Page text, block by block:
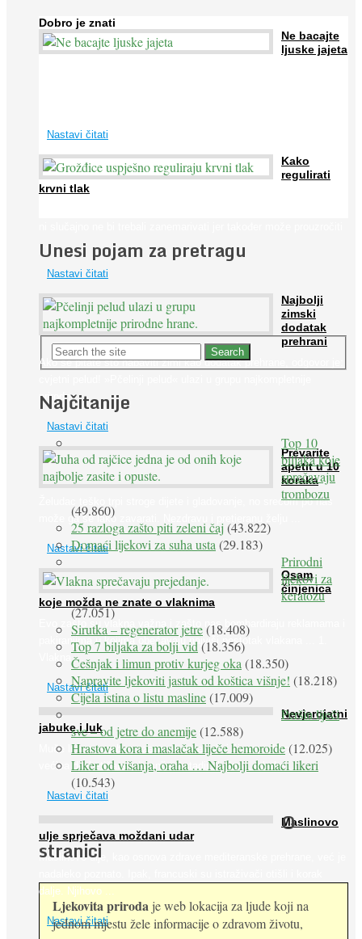
Dobro je znati
Ne bacajte
ljuske jajeta
Nastavi čitati
Kako
regulirati
krvni tlak
...
Nastavi čitati
Najbolji
zimski
dodatak
prehrani
Ako se pitate što nabaviti zimi kao dodatak prehrane, odgovor je:
prirodne ...
Nastavi čitati
Prevarite
apetit u 10
koraka
Želudac teško trpi stroge dijete i gladovanje, no srećom po nas
može ga se lako zavarati. Nezdravu i pretjeranu želju ...
Nastavi čitati
Osam
činjenica
koje možda ne znate o vlaknima
Evo zašto su vlakna važna i zašto nas bombardiraju reklamama i
pakiranjima u kojima obećavaju najviši postotak vlakana ... 1.
Vlakna ...
Nastavi čitati
Nevjerojatni
jabuke i luk
Muče li vas tegobe vezane uz srce, oči i živce, od kojih pati
većina dijabetičara u kasnijem stadiju bolesti, jabuke ...
Nastavi čitati
Maslinovo
ulje sprječava moždani udar
Maslinovo ulje, kao osnova zdrave mediteranske prehrane, već je
dalje. Njihovo ...
Nastavi čitati
Unesi pojam za pretragu
Najčitanije
Top 10
biljaka koje
sprečavaju
trombozu
(49.860)
25 razloga zašto piti zeleni čaj(43.822)
Domaći lijekovi za suha usta (29.183)
Prirodni
lijekovi za
keratozu
(27.051)
Sirutka – regenerator jetre(18.408)
Top 7 biljaka za bolji vid (18.356)
Češnjak i limun protiv kurjeg oka (18.350)
Napravite ljekoviti jastuk od koštica višnje! (18.218)
Cijela istina o listu masline(17.009)
Peršin liječi
sve – od jetre do anemije(12.588)
Hrastova kora i maslačak liječe hemoroide(12.025)
Liker od višanja, oraha … Najbolji domaći likeri
(10.543)
O
stranici
Ljekovita priroda je web lokacija za ljude koji na
jednom mjestu žele informacije o zdravom životu,